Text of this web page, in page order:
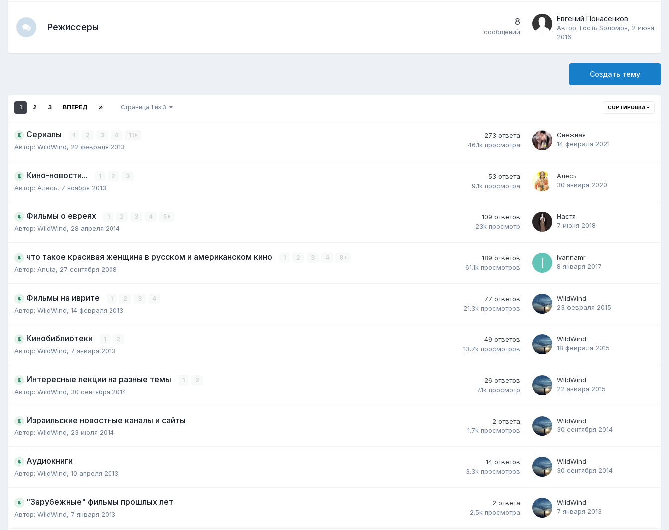
Режиссеры
8
сообщений
Евгений Понасенков
Автор: Гость Sоломон, 2 июня
2016
Создать тему
СОРТИРОВКА
1 2 3 ВПЕРЁД Страница 1 из 3
Сериалы 1 2 3 4 11
Автор: WildWind, 22 февраля 2013
273 ответа
46.1k просмотра
Снежная
14 февраля 2021
Кино-новости... 1 2 3
Автор: Алесь, 7 ноября 2013
53 ответа
9.1k просмотра
Алесь
30 января 2020
Фильмы о евреях 1 2 3 4 5
Автор: WildWind, 28 апреля 2014
109 ответов
23k просмотр
Настя
7 июня 2018
что такое красивая женщина в русском и американском кино 1 2 3 4 8
Автор: Anuta, 27 сентября 2008
189 ответов
61.1k просмотров
Ivannamr
8 января 2017
Фильмы на иврите 1 2 3 4
Автор: WildWind, 14 февраля 2013
77 ответов
21.3k просмотров
WildWind
23 февраля 2015
Кинобиблиотеки 1 2
Автор: WildWind, 7 января 2013
49 ответов
13.7k просмотров
WildWind
18 февраля 2015
Интересные лекции на разные темы 1 2
Автор: WildWind, 30 сентября 2014
26 ответов
7.1k просмотр
WildWind
22 января 2015
Израильские новостные каналы и сайты
Автор: WildWind, 23 июля 2014
2 ответа
1.7k просмотров
WildWind
30 сентября 2014
Aудиокниги
Автор: WildWind, 10 апреля 2013
14 ответов
3.3k просмотров
WildWind
30 сентября 2014
"Зарубежные" фильмы прошлых лет
Автор: WildWind, 7 января 2013
2 ответа
2.5k просмотра
WildWind
7 января 2013